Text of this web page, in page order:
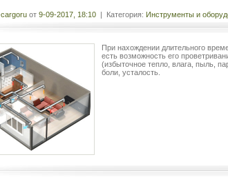
от 9-09-2017, 18:10 | Категория: Инструменты и
При нахождении длительного
есть возможность его
(избыточное тепло, влага, пыль,
боли, усталость.